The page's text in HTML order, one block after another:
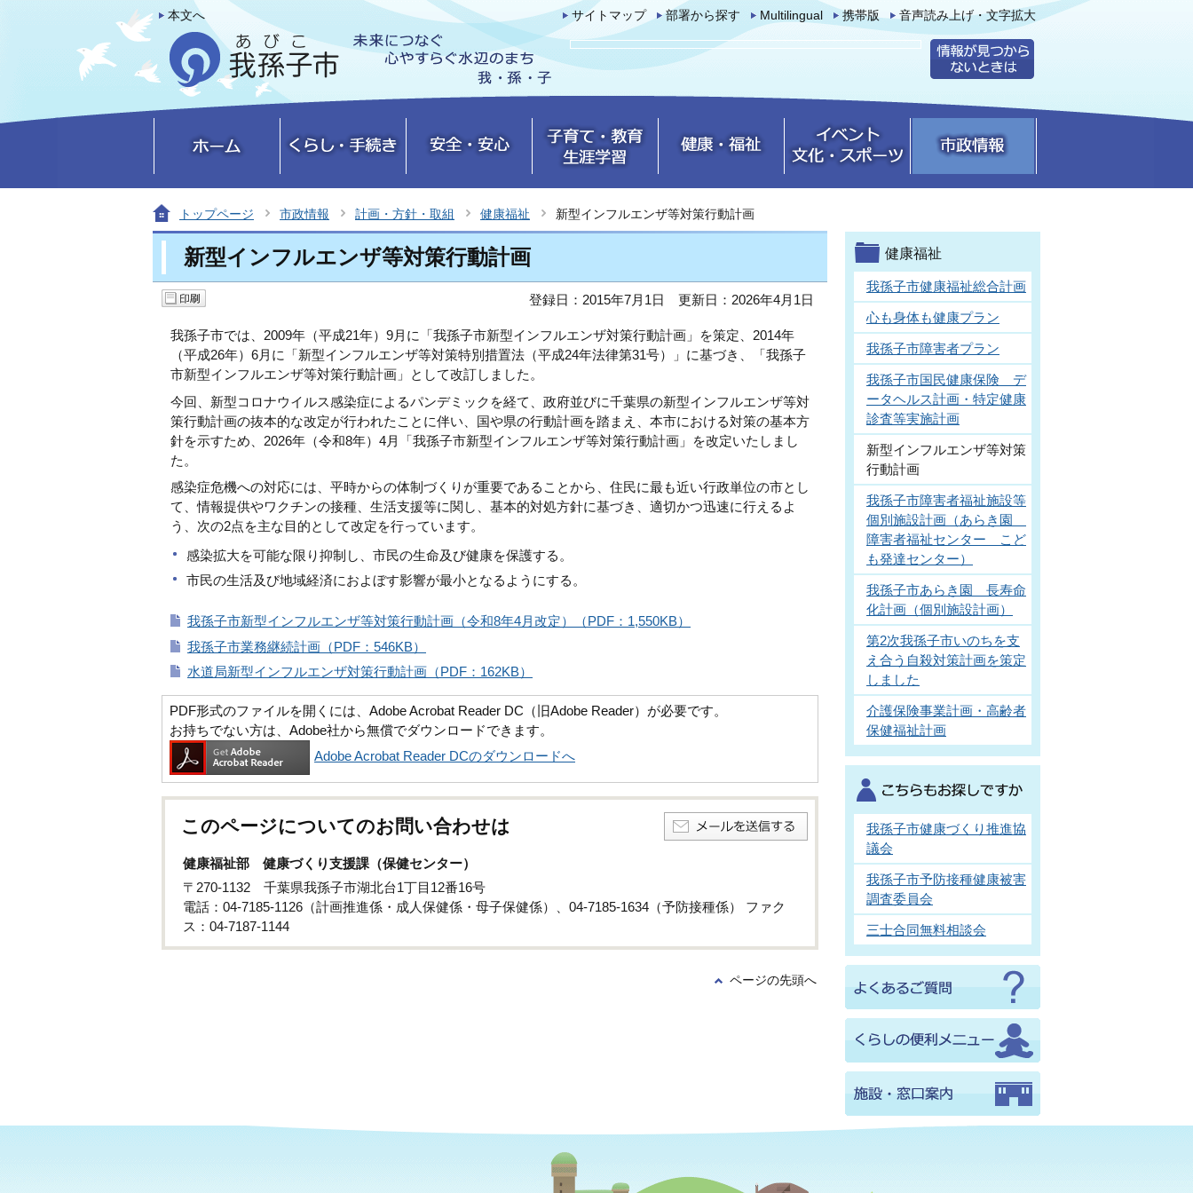
本文へ サイトマップ 部署から探す Multilingual 携帯版 音声読み上げ・文字拡大
トップページ 市政情報 計画・方針・取組 健康福祉 新型インフルエンザ等対策行動計画
新型インフルエンザ等対策行動計画
登録日：2015年7月1日 更新日：2026年4月1日
我孫子市では、2009年（平成21年）9月に「我孫子市新型インフルエンザ対策行動計画」を策定、2014年
（平成26年）6月に「新型インフルエンザ等対策特別措置法（平成24年法律第31号）」に基づき、「我孫子
市新型インフルエンザ等対策行動計画」として改訂しました。
今回、新型コロナウイルス感染症によるパンデミックを経て、政府並びに千葉県の新型インフルエンザ等対
策行動計画の抜本的な改定が行われたことに伴い、国や県の行動計画を踏まえ、本市における対策の基本方
針を示すため、2026年（令和8年）4月「我孫子市新型インフルエンザ等対策行動計画」を改定いたしまし
た。
感染症危機への対応には、平時からの体制づくりが重要であることから、住民に最も近い行政単位の市とし
て、情報提供やワクチンの接種、生活支援等に関し、基本的対処方針に基づき、適切かつ迅速に行えるよ
う、次の2点を主な目的として改定を行っています。
感染拡大を可能な限り抑制し、市民の生命及び健康を保護する。
市民の生活及び地域経済におよぼす影響が最小となるようにする。
我孫子市新型インフルエンザ等対策行動計画（令和8年4月改定）（PDF：1,550KB）
我孫子市業務継続計画（PDF：546KB）
水道局新型インフルエンザ対策行動計画（PDF：162KB）
PDF形式のファイルを開くには、Adobe Acrobat Reader DC（旧Adobe Reader）が必要です。
お持ちでない方は、Adobe社から無償でダウンロードできます。
Adobe Acrobat Reader DCのダウンロードへ
このページについてのお問い合わせは
健康福祉部 健康づくり支援課（保健センター）
〒270-1132 千葉県我孫子市湖北台1丁目12番16号
電話：04-7185-1126（計画推進係・成人保健係・母子保健係）、04-7185-1634（予防接種係） ファク
ス：04-7187-1144
ページの先頭へ
健康福祉
我孫子市健康福祉総合計画
心も身体も健康プラン
我孫子市障害者プラン
我孫子市国民健康保険 デ
ータヘルス計画・特定健康
診査等実施計画
新型インフルエンザ等対策
行動計画
我孫子市障害者福祉施設等
個別施設計画（あらき園
障害者福祉センター こど
も発達センター）
我孫子市あらき園 長寿命
化計画（個別施設計画）
第2次我孫子市いのちを支
え合う自殺対策計画を策定
しました
介護保険事業計画・高齢者
保健福祉計画
我孫子市健康づくり推進協
議会
我孫子市予防接種健康被害
調査委員会
三士合同無料相談会